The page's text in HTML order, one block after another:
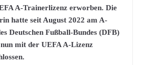
A-Trainerlizenz erworben. Die
hatte seit August 2022 am A-
Deutschen Fußball-Bundes (DFB)
mit der UEFA A-Lizenz